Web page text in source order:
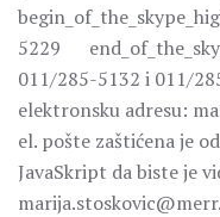
5229
011/285-5132 i 011/
elektronsku adresu:
el. pošte zaštićena je
JavaSkript da biste je